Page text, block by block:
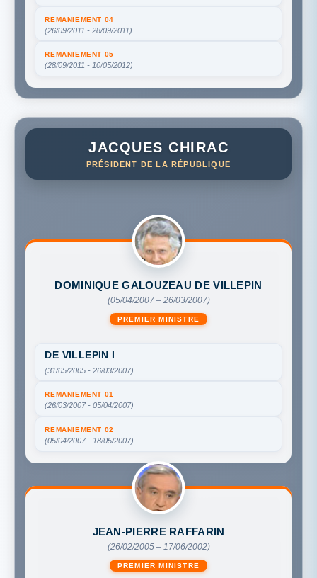
REMANIEMENT 04
(26/09/2011 - 28/09/2011)
REMANIEMENT 05
(28/09/2011 - 10/05/2012)
JACQUES CHIRAC
PRÉSIDENT DE LA RÉPUBLIQUE
DOMINIQUE GALOUZEAU DE VILLEPIN
(05/04/2007 – 26/03/2007)
PREMIER MINISTRE
DE VILLEPIN I
(31/05/2005 - 26/03/2007)
REMANIEMENT 01
(26/03/2007 - 05/04/2007)
REMANIEMENT 02
(05/04/2007 - 18/05/2007)
JEAN-PIERRE RAFFARIN
(26/02/2005 – 17/06/2002)
PREMIER MINISTRE